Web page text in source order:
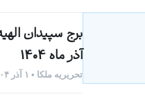
برج سپیدان
آذر ماه 1404
تحریریه ملکا • ۱ آذر ۱۴۰۴